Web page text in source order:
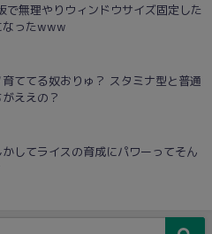
で無理やりウィンドウサイズ固定した
なったwww
育ててる奴おりゅ？ スタミナ型と普通
ええの？
かしてライスの育成にパワーってそん